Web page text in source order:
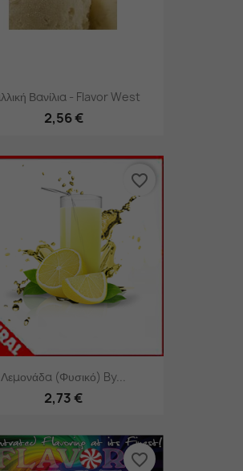
Βανίλια - Flavor West
2,56 €
Λεμονάδα (φυσικό) By...
2,73 €
favorite_border
favorite_border